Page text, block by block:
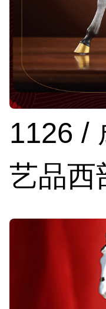
1126 /
艺品